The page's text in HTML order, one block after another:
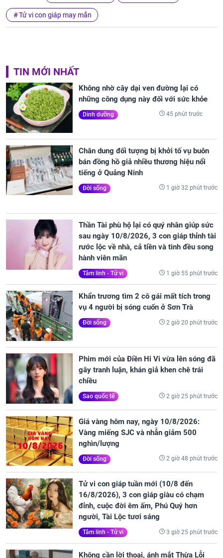
Tử vi con giáp may mắn
TIN MỚI NHẤT
Không nhờ cây dại ven đường lại có
những công dụng này đối với sức khỏe
Dinh dưỡng 45 phút trước
Chân dung đối tượng bị khởi tố vụ buôn
bán đồng hồ giả nhiều thương hiệu nổi
tiếng ở Quảng Ninh
Đời sống 1 giờ 32 phút trước
Thần Tài phù hộ lại có quý nhân giúp sức
sau ngày 10/8/2026, 3 con giáp thỉnh tài
rước lộc về nhà, cả tiền và tình đều song
hành viên mãn
Tâm linh - Tử vi 1 giờ 55 phút trước
Khẩn trương tìm 2 cô gái mất tích trong
vụ 4 người bị sóng cuốn ở Sơn Trà
Đời sống 2 giờ 20 phút trước
Phim mới của Điền Hi Vi vừa lên sóng đã
gây tranh luận, khán giả khen chê trái
chiều
Sao quốc tế 2 giờ 25 phút trước
Giá vàng hôm nay, ngày 10/8/2026:
Vàng miếng SJC và nhẫn giảm 500
nghìn/lượng
Đời sống 2 giờ 48 phút trước
Tử vi con giáp tuần mới (10/8 đến
16/8/2026), 3 con giáp giàu có chạm
đỉnh, cuộc đời êm ấm, Phú Quý hơn
người, Tài Lộc tươi sáng
Tâm linh - Tử vi 3 giờ 25 phút trước
Không cần lời thoại, ánh mắt Thừa Lỗi